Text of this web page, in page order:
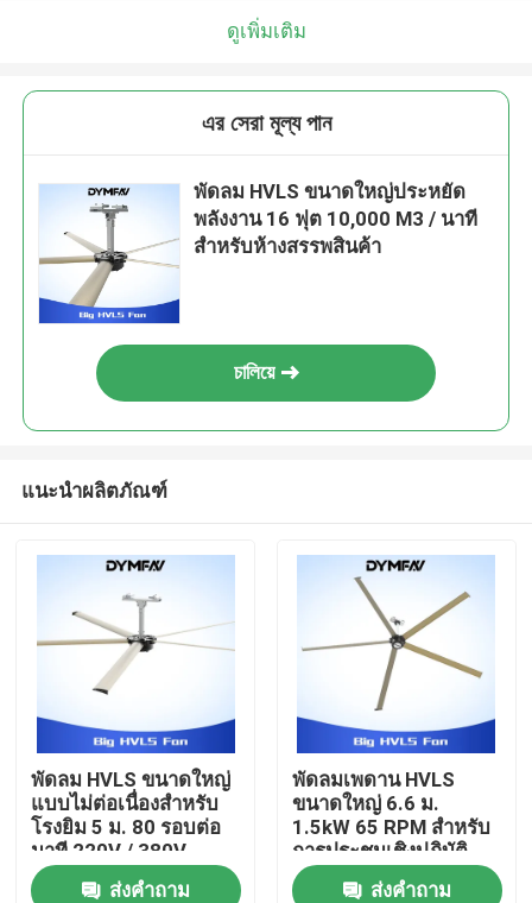
บ้าน
ดูเพิ่มเติม
এর সেরা মূল্য পান
พัดลม HVLS ขนาดใหญ่ประหยัด
พลังงาน 16 ฟุต 10,000 M3 / นาที
สำหรับห้างสรรพสินค้า
চালিয়ে
แนะนำผลิตภัณฑ์
พัดลม HVLS ขนาดใหญ่
แบบไม่ต่อเนื่องสำหรับ
โรงยิม 5 ม. 80 รอบต่อ
นาที 220V / 380V
ส่งคำถาม
พัดลมเพดาน HVLS
ขนาดใหญ่ 6.6 ม.
1.5kW 65 RPM สำหรับ
การประชุมเชิงปฏิบัติ
การ
ส่งคำถาม